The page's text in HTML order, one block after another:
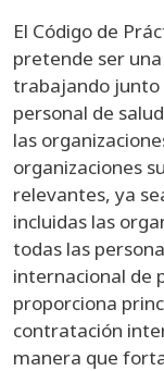
El Código de
pretende ser
trabajando junto
personal de
las
organizaciones
relevantes, ya
incluidas las
todas las
internacional de
proporciona
contratación
manera que